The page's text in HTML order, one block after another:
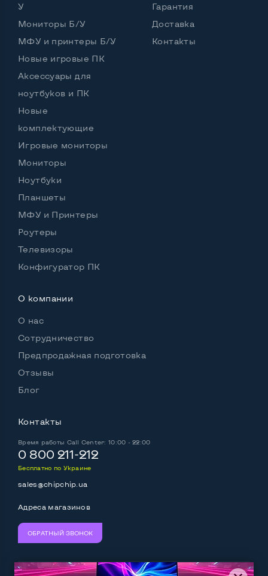
У
Мониторы Б/У
МФУ и принтеры Б/У
Новые игровые ПК
Аксессуары для
ноутбуков и ПК
Новые
комплектующие
Игровые мониторы
Мониторы
Ноутбуки
Планшеты
МФУ и Принтеры
Роутеры
Телевизоры
Конфигуратор ПК
Гарантия
Доставка
Контакты
О компании
О нас
Сотрудничество
Предпродажная подготовка
Отзывы
Блог
Контакты
Время работы Call Center: 10:00 - 22:00
0 800 211-212
Бесплатно по Украине
sales@chipchip.ua
Адреса магазинов
ОБРАТНЫЙ ЗВОНОК